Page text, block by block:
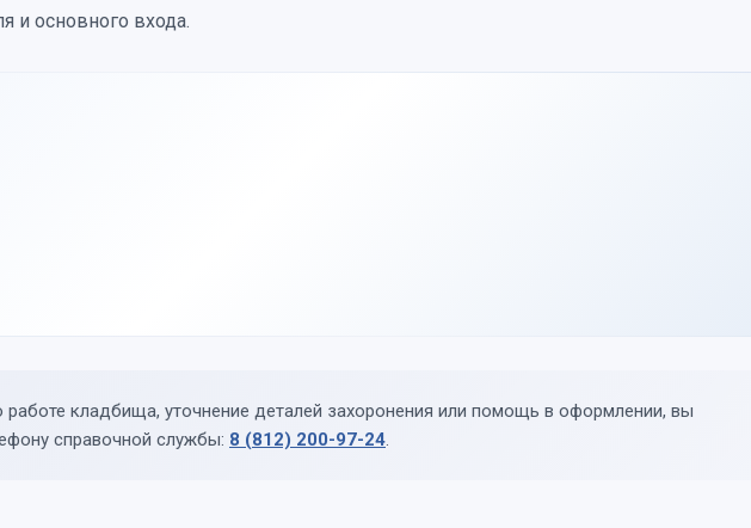
и основного входа.
работе кладбища, уточнение деталей захоронения или помощь в оформлении, вы
справочной службы: 8 (812) 200-97-24.